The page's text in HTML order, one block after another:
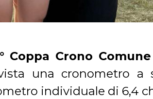
Coppa Crono
una cronometro a
individuale di 6,4